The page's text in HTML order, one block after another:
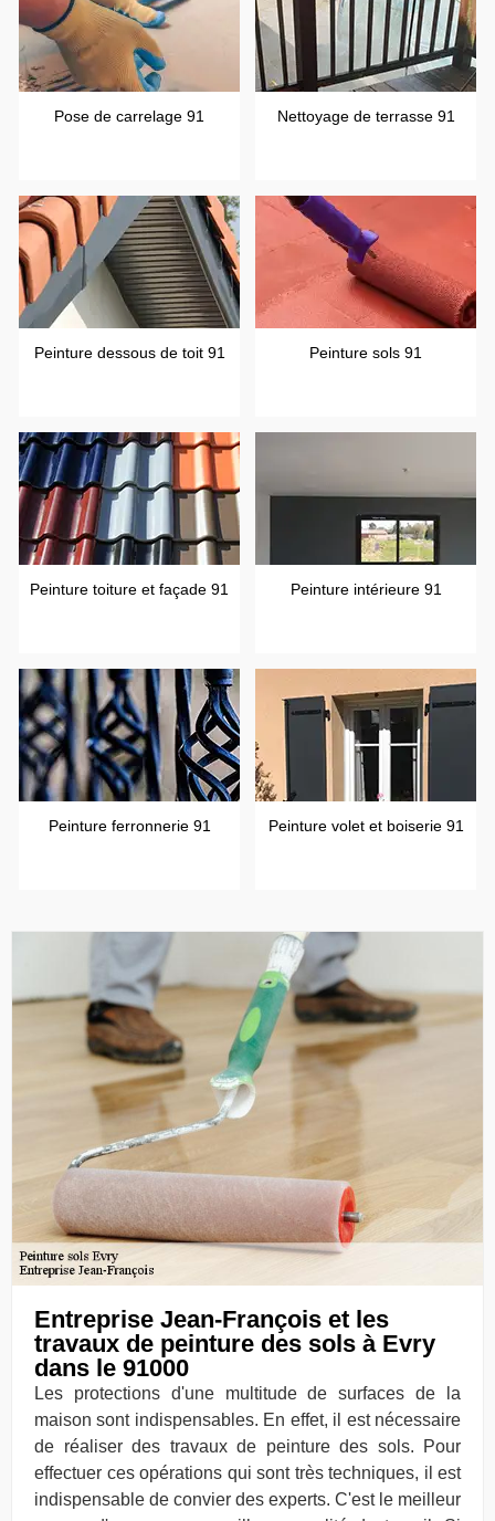
Pose de carrelage 91 Nettoyage de terrasse 91
Peinture dessous de toit 91 Peinture sols 91
Peinture toiture et façade 91 Peinture intérieure 91
Peinture ferronnerie 91 Peinture volet et boiserie 91
Entreprise Jean-François et les
travaux de peinture des sols à Evry
dans le 91000
Les protections d'une multitude de surfaces de la
maison sont indispensables. En effet, il est nécessaire
de réaliser des travaux de peinture des sols. Pour
effectuer ces opérations qui sont très techniques, il est
indispensable de convier des experts. C'est le meilleur